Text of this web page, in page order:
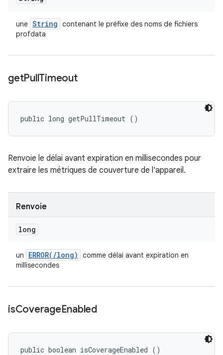
une String contenant le préfixe des noms de fichiers
profdata
getPullTimeout
public long getPullTimeout ()
Renvoie le délai avant expiration en millisecondes pour
extraire les métriques de couverture de l'appareil.
Renvoie
long
un ERROR( /long)
comme délai avant expiration en
millisecondes
isCoverageEnabled
public boolean isCoverageEnabled ()